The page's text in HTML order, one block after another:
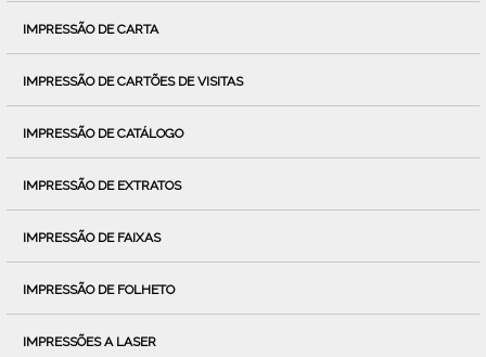
IMPRESSÃO DE CARTA
IMPRESSÃO DE CARTÕES DE VISITAS
IMPRESSÃO DE CATÁLOGO
IMPRESSÃO DE EXTRATOS
IMPRESSÃO DE FAIXAS
IMPRESSÃO DE FOLHETO
IMPRESSÕES A LASER